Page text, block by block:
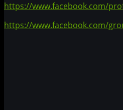
https://www.facebook.com/
https://www.facebook.com/